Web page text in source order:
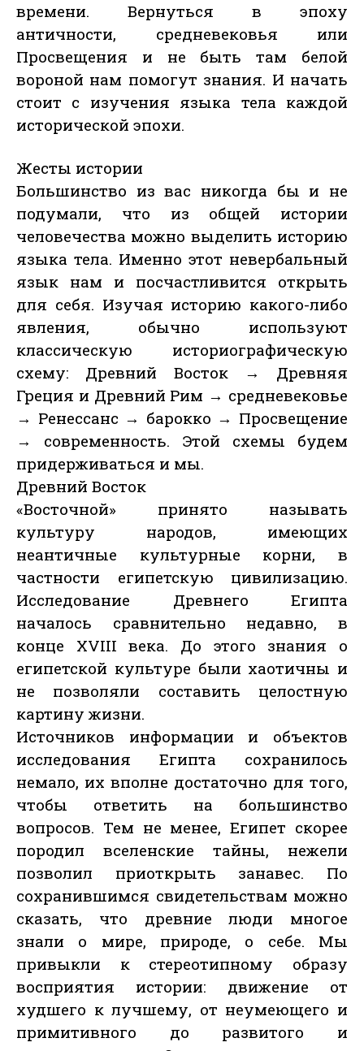
времени. Вернуться в эпоху
античности, средневековья или
Просвещения и не быть там белой
вороной нам помогут знания. И начать
стоит с изучения языка тела каждой
исторической эпохи.
Жесты истории
Большинство из вас никогда бы и не
подумали, что из общей истории
человечества можно выделить историю
языка тела. Именно этот невербальный
язык нам и посчастливится открыть
для себя. Изучая историю какого-либо
явления, обычно используют
классическую историографическую
схему: Древний Восток → Древняя
Греция и Древний Рим → средневековье
→ Ренессанс → барокко → Просвещение
→ современность. Этой схемы будем
придерживаться и мы.
Древний Восток
«Восточной» принято называть
культуру народов, имеющих
неантичные культурные корни, в
частности египетскую цивилизацию.
Исследование Древнего Египта
началось сравнительно недавно, в
конце XVIII века. До этого знания о
египетской культуре были хаотичны и
не позволяли составить целостную
картину жизни.
Источников информации и объектов
исследования Египта сохранилось
немало, их вполне достаточно для того,
чтобы ответить на большинство
вопросов. Тем не менее, Египет скорее
породил вселенские тайны, нежели
позволил приоткрыть занавес. По
сохранившимся свидетельствам можно
сказать, что древние люди многое
знали о мире, природе, о себе. Мы
привыкли к стереотипному образу
восприятия истории: движение от
худшего к лучшему, от неумеющего и
примитивного до развитого и